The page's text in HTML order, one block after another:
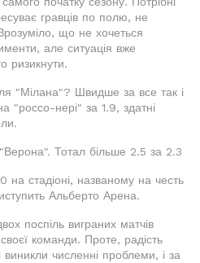
гравців по полю, не
що не хочеться
але ситуація вже
ризикнути.
"Мілана"? Швидше за все так і
"россо-нері" за 1.9, здатні
Тотал більше 2.5 за 2.3
на стадіоні, названому на честь
Альберто Арена.
поспіль виграних матчів
команди. Проте, радість
численні проблеми, і за